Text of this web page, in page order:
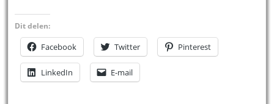
Dit delen:
Facebook Twitter Pinterest
LinkedIn E-mail